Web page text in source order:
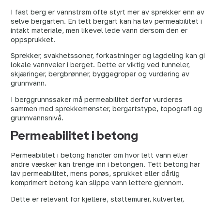
I fast berg er vannstrøm ofte styrt mer av sprekker enn av
selve bergarten. En tett bergart kan ha lav permeabilitet i
intakt materiale, men likevel lede vann dersom den er
oppsprukket.
Sprekker, svakhetssoner, forkastninger og lagdeling kan gi
lokale vannveier i berget. Dette er viktig ved tunneler,
skjæringer, bergbrønner, byggegroper og vurdering av
grunnvann.
I berggrunnssaker må permeabilitet derfor vurderes
sammen med sprekkemønster, bergartstype, topografi og
grunnvannsnivå.
Permeabilitet i betong
Permeabilitet i betong handler om hvor lett vann eller
andre væsker kan trenge inn i betongen. Tett betong har
lav permeabilitet, mens porøs, sprukket eller dårlig
komprimert betong kan slippe vann lettere gjennom.
Dette er relevant for kjellere, støttemurer, kulverter,